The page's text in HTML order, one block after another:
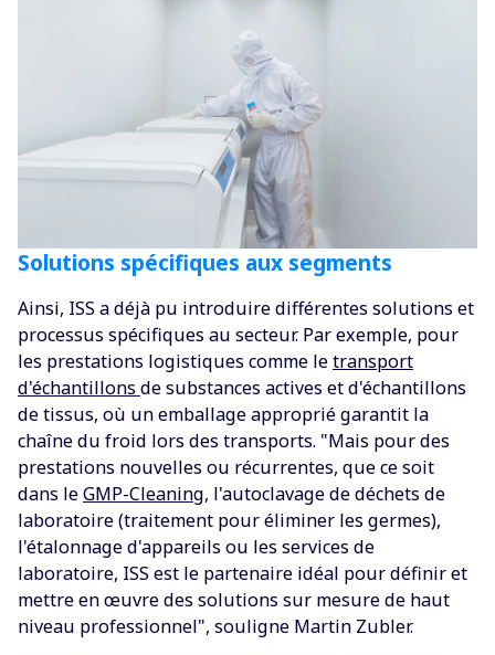
Solutions spécifiques aux segments
Ainsi, ISS a déjà pu introduire différentes solutions et
processus spécifiques au secteur. Par exemple, pour
les prestations logistiques comme letransport
d'échantillonsde substances actives et d'échantillons
de tissus, où un emballage approprié garantit la
chaîne du froid lors des transports. "Mais pour des
prestations nouvelles ou récurrentes, que ce soit
dans leGMP-Cleaning, l'autoclavage de déchets de
laboratoire (traitement pour éliminer les germes),
l'étalonnage d'appareils ou les services de
laboratoire, ISS est le partenaire idéal pour définir et
mettre en œuvre des solutions sur mesure de haut
niveau professionnel", souligne Martin Zubler.